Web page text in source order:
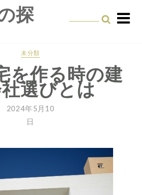
探
未分類
を作る時の建
選びとは
2024年5月10
日